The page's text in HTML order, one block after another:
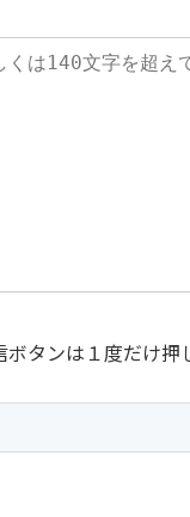
タンは１度だけ押